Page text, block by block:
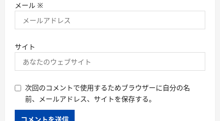
メール ※
サイト
次回のコメントで使用するためブラウザーに自分の名
前、メールアドレス、サイトを保存する。